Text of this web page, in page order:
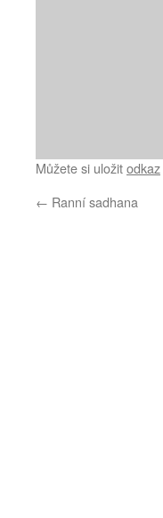
Můžete si uložitodkaz
← Ranní sadhana